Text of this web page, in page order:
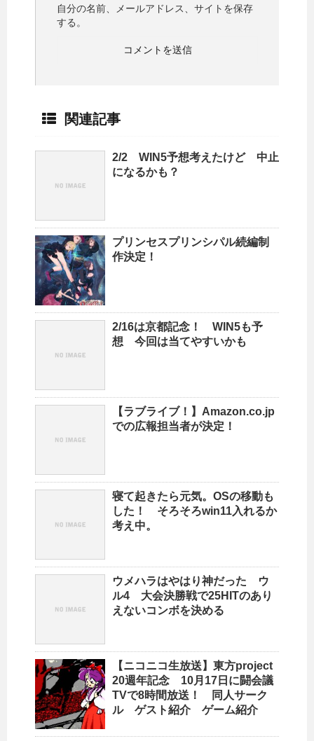
自分の名前、メールアドレス、サイトを保存
する。
関連記事
2/2 WIN5予想考えたけど 中止
になるかも？
プリンセスプリンシパル続編制
作決定！
2/16は京都記念！ WIN5も予
想 今回は当てやすいかも
【ラブライブ！】Amazon.co.jp
での広報担当者が決定！
寝て起きたら元気。OSの移動も
した！ そろそろwin11入れるか
考え中。
ウメハラはやはり神だった ウ
ル4 大会決勝戦で25HITのあり
えないコンボを決める
【ニコニコ生放送】東方project
20週年記念 10月17日に闘会議
TVで8時間放送！ 同人サーク
ル ゲスト紹介 ゲーム紹介